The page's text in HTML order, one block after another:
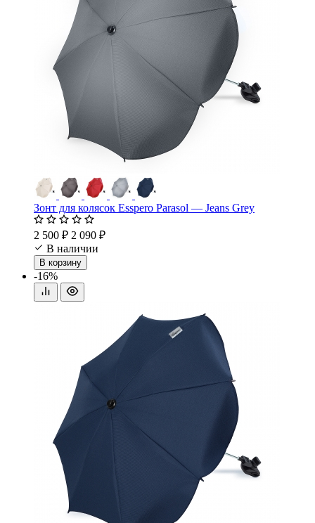
Зонт для колясок Esspero Parasol — Jeans Grey
2 500 ₽ 2 090 ₽
В наличии
В корзину
-16%